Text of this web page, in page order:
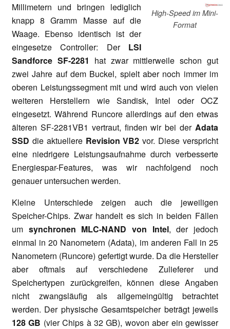
High-Speed im Mini-
Format
Millimetern und bringen lediglich
knapp 8 Gramm Masse auf die
Waage. Ebenso identisch ist der
eingesetze Controller: Der LSI
Sandforce SF-2281
hat zwar mittlerweile schon gut
zwei Jahre auf dem Buckel, spielt aber noch immer im
oberen Leistungssegment mit und wird auch von vielen
weiteren Herstellern wie Sandisk, Intel oder OCZ
eingesetzt. Während Runcore allerdings auf den etwas
älteren SF-2281VB1 vertraut, finden wir bei der Adata
SSD die aktuellere Revision VB2 vor. Diese verspricht
eine niedrigere Leistungsaufnahme durch verbesserte
Energiespar-Features, was wir nachfolgend noch
genauer untersuchen werden.
Kleine Unterschiede zeigen auch die jeweiligen
Speicher-Chips. Zwar handelt es sich in beiden Fällen
um synchronen MLC-NAND von Intel, der jedoch
einmal in 20 Nanometern (Adata), im anderen Fall in 25
Nanometern (Runcore) gefertigt wurde. Da die Hersteller
aber oftmals auf verschiedene Zulieferer und
Speichertypen zurückgreifen, können diese Angaben
nicht zwangsläufig als allgemeingültig betrachtet
werden. Der physische Gesamtspeicher beträgt jeweils
128 GB (vier Chips à 32 GB), wovon aber ein gewisser